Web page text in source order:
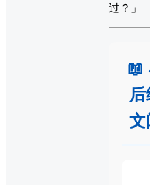
过？」
📖
文